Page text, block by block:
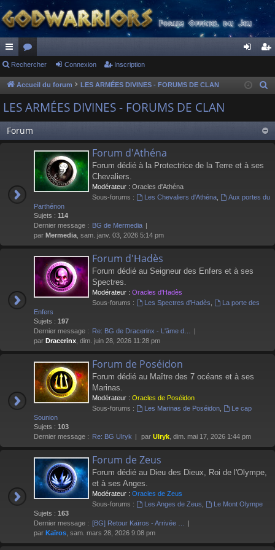
ac
co
ur
ci
s
or
u
m
s
ne
on
cri
on
Rechercher Connexion Inscription
Accueil du forum LES ARMÉES DIVINES - FORUMS DE CLAN
e
LES ARMÉES DIVINES - FORUMS DE CLAN
Forum
Forum d'Athéna
Forum dédié à la Protectrice de la Terre et à ses
Chevaliers.
Modérateur : Oracles d'Athéna
Sous-forums :
Les Chevaliers d'Athéna,
Aux portes du
Parthénon
Sujets : 114
Dernier message :
BG de Mermedia
par Mermedia , sam. janv. 03, 2026 5:14 pm
Forum d'Hadès
Forum dédié au Seigneur des Enfers et à ses
Spectres.
Modérateur : Oracles d'Hadès
Sous-forums :
Les Spectres d'Hadès
La porte des
Enfers
Sujets : 197
Dernier message :
Re: BG de Dracerinx - L'âme d…
par Dracerinx , dim. juin 28, 2026 11:28 pm
Forum de Poséidon
Forum dédié au Maître des 7 océans et à ses
Marinas.
Modérateur : Oracles de Poséidon
Sous-forums :
Les Marinas de Poséidon,
Le cap
Sounion
Sujets : 103
Dernier message :
Re: BG Ulryk par Ulryk , dim. mai 17, 2026 1:44 pm
Forum de Zeus
Forum dédié au Dieu des Dieux, Roi de l'Olympe,
et à ses Anges.
Modérateur : Oracles de Zeus
Sous-forums :
Les Anges de Zeus
Le Mont Olympe
Sujets : 163
Dernier message : [BG] Retour Kaïros - Arrivée …
par Kaïros , sam. mars 28, 2026 9:08 pm